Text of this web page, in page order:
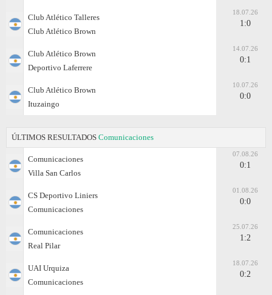
Club Atlético Talleres
Club Atlético Brown
18.07.26
1:0
Club Atlético Brown
Deportivo Laferrere
14.07.26
0:1
Club Atlético Brown
Ituzaingo
10.07.26
0:0
ÚLTIMOS RESULTADOS Comunicaciones
Comunicaciones
Villa San Carlos
07.08.26
0:1
CS Deportivo Liniers
Comunicaciones
01.08.26
0:0
Comunicaciones
Real Pilar
25.07.26
1:2
UAI Urquiza
Comunicaciones
18.07.26
0:2